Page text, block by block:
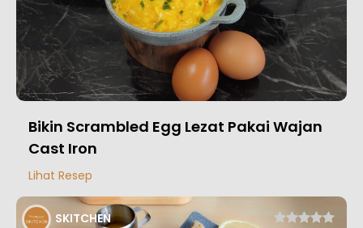
Bikin Scrambled Egg Lezat Pakai Wajan
Cast Iron
Lihat Resep
SKITCHEN